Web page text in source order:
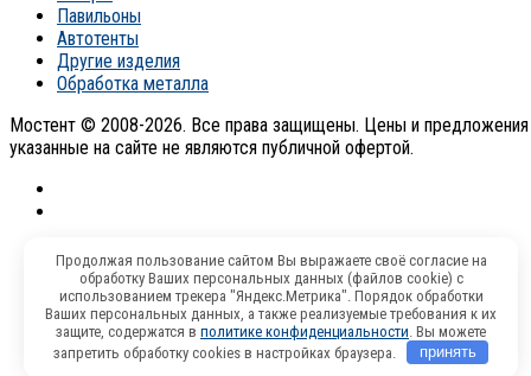
Павильоны
Автотенты
Другие изделия
Обработка металла
Мостент © 2008-2026. Все права защищены. Цены и предложения
указанные на сайте не являются публичной офертой.
Продолжая пользование сайтом Вы выражаете своё согласие на
обработку Ваших персональных данных (файлов cookie) с
использованием трекера "Яндекс.Метрика". Порядок обработки
Ваших персональных данных, а также реализуемые требования к их
защите, содержатся в политике конфиденциальности . Вы можете
запретить обработку cookies в настройках браузера.
принять